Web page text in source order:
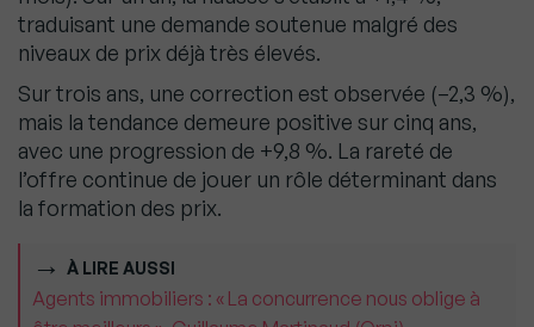
traduisant une demande soutenue malgré des
niveaux de prix déjà très élevés.
Sur trois ans, une correction est observée (–2,3 %),
mais la tendance demeure positive sur cinq ans,
avec une progression de +9,8 %. La rareté de
l’offre continue de jouer un rôle déterminant dans
la formation des prix.
À LIRE AUSSI
Agents immobiliers : « La concurrence nous oblige à